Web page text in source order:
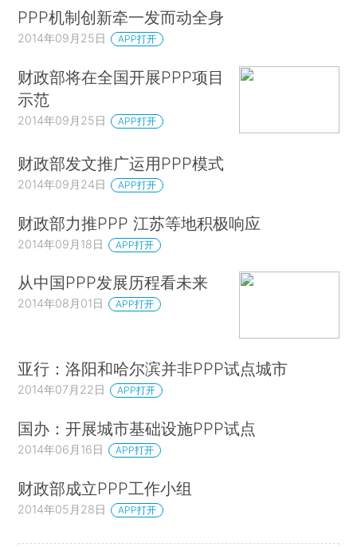
PPP机制创新牵一发而动全身
2014年09月25日 APP打开
财政部将在全国开展PPP项目
示范
2014年09月25日 APP打开
财政部发文推广运用PPP模式
2014年09月24日 APP打开
财政部力推PPP 江苏等地积极响应
2014年09月18日 APP打开
从中国PPP发展历程看未来
2014年08月01日 APP打开
亚行：洛阳和哈尔滨并非PPP试点城市
2014年07月22日 APP打开
国办：开展城市基础设施PPP试点
2014年06月16日 APP打开
财政部成立PPP工作小组
2014年05月28日 APP打开